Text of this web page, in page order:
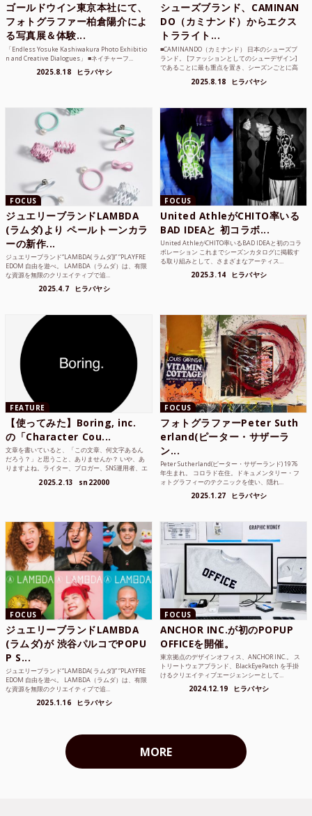
ゴールドウイン東京本社にて、
フォトグラファー柏倉陽介によ
る写真展＆体験...
「Endless Yosuke Kashiwakura Photo Exhibitio
n and Creative Dialogues」 ■ネイチャーフ...
2025.8.18 ヒラバヤシ
シューズブランド、CAMINAN
DO（カミナンド）からエクス
トラライト...
■CAMINANDO（カミナンド） 日本のシューズブ
ランド。 [ファッションとしてのシューデザイン]
であることに最も重点を置き、シーズンごとに高
2025.8.18 ヒラバヤシ
FOCUS
ジュエリーブランドLAMBDA
(ラムダ)より ペールトーンカラ
ーの新作...
ジュエリーブランド“LAMBDA( ラムダ))” “PLAYFRE
EDOM 自由を遊べ。 LAMBDA（ラムダ）は、有限
な資源を無限のクリエイティブで追...
2025.4.7 ヒラバヤシ
FOCUS
United AthleがCHITO率いる
BAD IDEAと 初コラボ...
United AthleがCHITO率いるBAD IDEAと初のコラ
ボレーション これまでシーズンカタログに掲載す
る取り組みとして、さまざまなアーティス...
2025.3.14 ヒラバヤシ
FEATURE
【使ってみた】Boring, inc.
の「Character Cou...
文章を書いていると、「この文章、何文字あるん
だろう？」と思うこと、ありませんか？ いや、あ
りますよね。ライター、ブロガー、SNS運用者、エ
2025.2.13 sn22000
FOCUS
フォトグラファーPeter Suth
erland(ピーター・サザーラ
ン...
Peter Sutherland(ピーター・サザーランド) 1976
年生まれ。 コロラド在住。ドキュメンタリー・フ
ォトグラフィーのテクニックを使い、隠れ...
2025.1.27 ヒラバヤシ
FOCUS
ジュエリーブランドLAMBDA
(ラムダ)が 渋谷パルコでPOPU
P S...
ジュエリーブランド“LAMBDA( ラムダ))” “PLAYFRE
EDOM 自由を遊べ。 LAMBDA（ラムダ）は、有限
な資源を無限のクリエイティブで追...
2025.1.16 ヒラバヤシ
FOCUS
ANCHOR INC.が初のPOPUP
OFFICEを開催。
東京拠点のデザインオフィス、ANCHOR INC.。 ス
トリートウェアブランド、BlackEyePatch を手掛
けるクリエイティブエージェンシーとして...
2024.12.19 ヒラバヤシ
MORE